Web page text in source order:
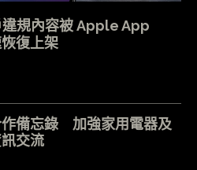
規內容被 Apple App
復上架
備忘錄 加強家用電器及
交流